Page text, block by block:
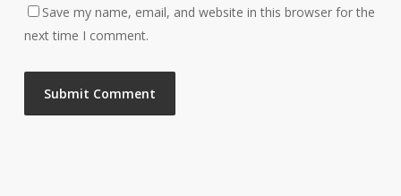
Save my name, email, and website in this browser for the
next time I comment.